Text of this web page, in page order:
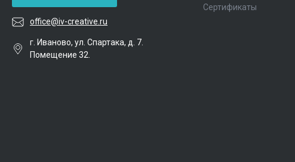
office@iv-creative.ru
г. Иваново, ул. Спартака, д. 7.
Помещение 32.
Сертификаты